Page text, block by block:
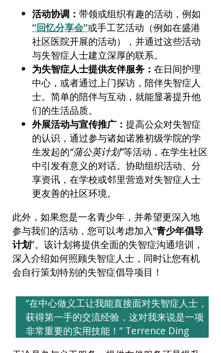
活动协调： 带领或组织有趣的活动，例如
“回忆分享会”或手工艺活动（例如在盛港
社区医院开展的活动），并通过这些活动
与失智症人士建立深厚的联系。
为失智症人士提供友伴服务： 在日间护理
中心，或者通过上门探访，陪伴失智症人
士。简单的陪伴与互动，就能显著提升他
们的生活品质。
外展活动与宣传推广： 提高公众对失智症
的认识，通过参与诸如诺雅初级学院的学
生发起的“蒲公英计划”等活动，在学生社区
中引发有意义的对话。协助组织活动、分
享资讯，在学校或邻里营造对失智症人士
更友善的社区环境。
此外，如果您是一名青少年，并希望更深入地
参与我们的活动，您可以考虑加入“青少年倡导
计划”。该计划将提供全面的失智症沟通培训，
深入介绍如何照顾失智症人士，同时让您有机
会自行策划特别的失智症倡导项目！
“在中心做义工让我能直接面对失智症人士，
获得第一手的交流经验，这对我来说是一项
非常重要的实用技能！” Terrence Ding